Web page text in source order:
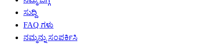
ಸುದ್ದಿ
FAQ ಗಳು
ನಮ್ಮನ್ನು ಸಂಪರ್ಕಿಸಿ